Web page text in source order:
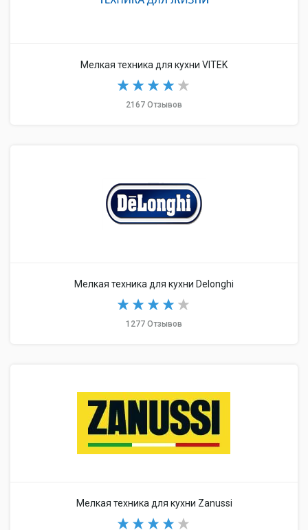
Мелкая техника для кухни VITEK
2167 Отзывов
Мелкая техника для кухни Delonghi
1277 Отзывов
Мелкая техника для кухни Zanussi